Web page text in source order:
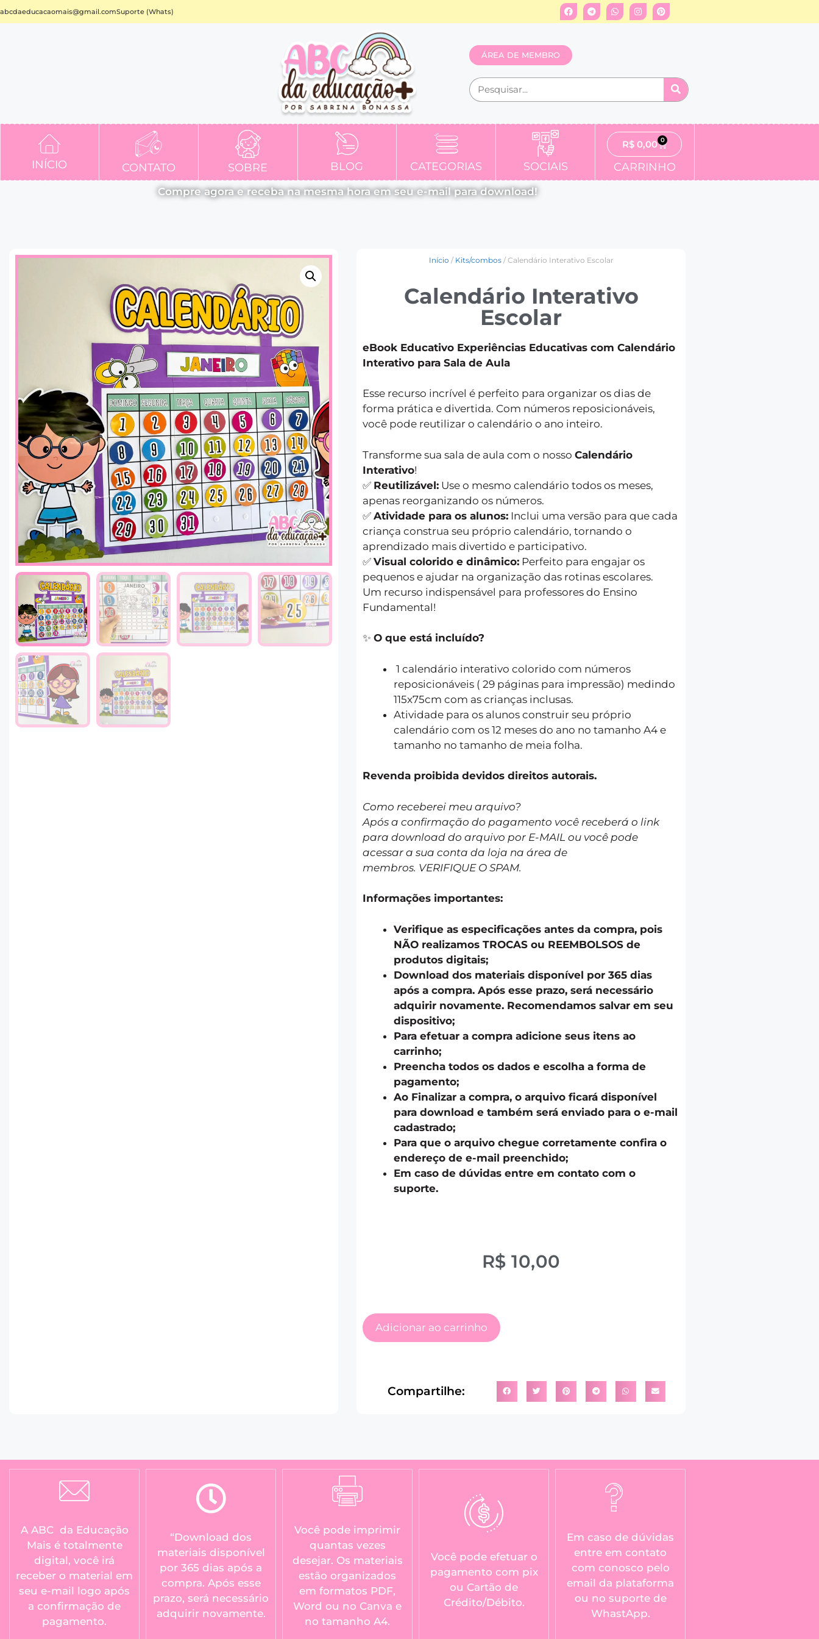
abcdaeducacaomais@gmail.comSuporte (Whats)
ÁREA DE MEMBRO
INÍCIO CONTATO SOBRE BLOG CATEGORIAS SOCIAIS
R$ 0,00 0
CARRINHO
Compre agora e receba na mesma hora em seu e-mail para download!
Início / Kits/combos/ Calendário Interativo Escolar
Calendário Interativo
Escolar
eBook Educativo Experiências Educativas com Calendário
Interativo para Sala de Aula
Esse recurso incrível é perfeito para organizar os dias de
forma prática e divertida. Com números reposicionáveis,
você pode reutilizar o calendário o ano inteiro.
Transforme sua sala de aula com o nosso Calendário
Interativo!
✅ Reutilizável: Use o mesmo calendário todos os meses,
apenas reorganizando os números.
✅ Atividade para os alunos: Inclui uma versão para que cada
criança construa seu próprio calendário, tornando o
aprendizado mais divertido e participativo.
✅ Visual colorido e dinâmico: Perfeito para engajar os
pequenos e ajudar na organização das rotinas escolares.
Um recurso indispensável para professores do Ensino
Fundamental!
✨ O que está incluído?
1 calendário interativo colorido com números
reposicionáveis ( 29 páginas para impressão) medindo
115x75cm com as crianças inclusas.
Atividade para os alunos construir seu próprio
calendário com os 12 meses do ano no tamanho A4 e
tamanho no tamanho de meia folha.
Revenda proibida devidos direitos autorais.
Como receberei meu arquivo?
Após a confirmação do pagamento você receberá o link
para download do arquivo por E-MAIL ou você pode
acessar a sua conta da loja na área de
membros. VERIFIQUE O SPAM.
Informações importantes:
Verifique as especificações antes da compra, pois
NÃO realizamos TROCAS ou REEMBOLSOS de
produtos digitais;
Download dos materiais disponível por 365 dias
após a compra. Após esse prazo, será necessário
adquirir novamente. Recomendamos salvar em seu
dispositivo;
Para efetuar a compra adicione seus itens ao
carrinho;
Preencha todos os dados e escolha a forma de
pagamento;
Ao Finalizar a compra, o arquivo ficará disponível
para download e também será enviado para o e-mail
cadastrado;
Para que o arquivo chegue corretamente confira o
endereço de e-mail preenchido;
Em caso de dúvidas entre em contato com o
suporte.
R$ 10,00
Adicionar ao carrinho
Compartilhe:
A ABC da Educação
Mais é totalmente
digital, você irá
receber o material em
seu e-mail logo após
a confirmação de
pagamento.
“Download dos
materiais disponível
por 365 dias após a
compra. Após esse
prazo, será necessário
adquirir novamente.
Você pode imprimir
quantas vezes
desejar. Os materiais
estão organizados
em formatos PDF,
Word ou no Canva e
no tamanho A4.
Você pode efetuar o
pagamento com pix
ou Cartão de
Crédito/Débito.
Em caso de dúvidas
entre em contato
com conosco pelo
email da plataforma
ou no suporte de
WhastApp.